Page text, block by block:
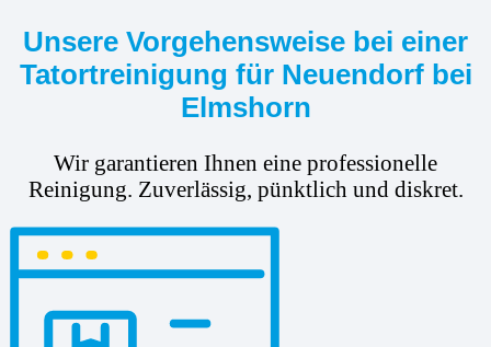
Unsere Vorgehensweise bei einer
Tatortreinigung für Neuendorf bei
Elmshorn
Wir garantieren Ihnen eine professionelle
Reinigung. Zuverlässig, pünktlich und diskret.